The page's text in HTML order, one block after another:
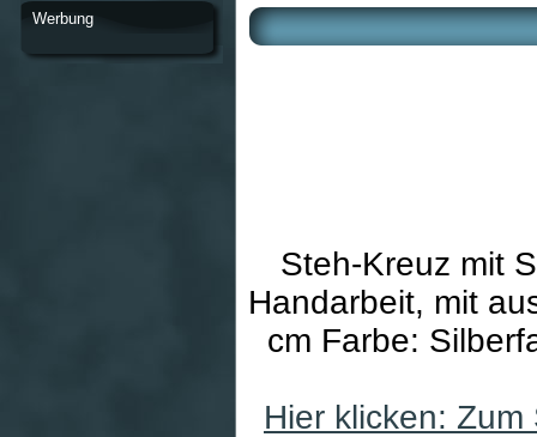
Steh-Kreuz mit
Handarbeit, mit
cm Farbe:
Hier klicken: Zum
Werbung